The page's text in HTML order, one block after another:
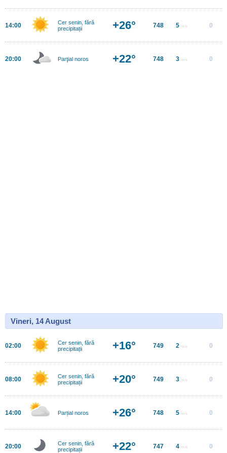
14:00
Cer senin, fără
precipitații
+26° 748 5 m/s 0
20:00 Parţial noros +22° 748 3 m/s 0
Vineri, 14 August
02:00
Cer senin, fără
precipitații
+16° 749 2 m/s 0
08:00
Cer senin, fără
precipitații
+20° 749 3 m/s 0
14:00 Parțial noros +26° 748 5 m/s 0
20:00
Cer senin, fără
precipitații
+22° 747 4 m/s 0